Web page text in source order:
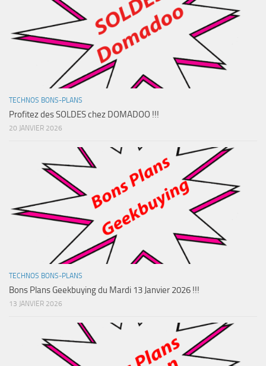
TECHNOS BONS-PLANS
Profitez des SOLDES chez DOMADOO !!!
20 JANVIER 2026
TECHNOS BONS-PLANS
Bons Plans Geekbuying du Mardi 13 Janvier 2026 !!!
13 JANVIER 2026